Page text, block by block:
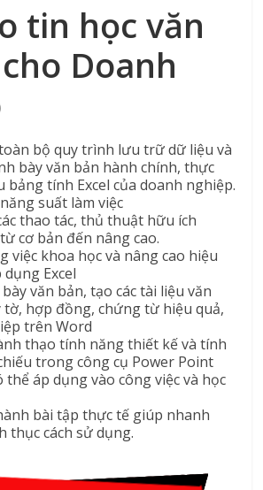
tin học văn
Doanh
bộ quy trình lưu trữ dữ liệu và
bày văn bản hành chính, thực
bảng tính Excel của doanh nghiệp.
suất làm việc
thao tác, thủ thuật hữu ích
cơ bản đến nâng cao.
việc khoa học và nâng cao hiệu
Excel
văn bản, tạo các tài liệu văn
tờ, hợp đồng, chứng từ hiệu quả,
trên Word
thạo tính năng thiết kế và tính
trong công cụ Power Point
thể áp dụng vào công việc và học
bài tập thực tế giúp nhanh
thục cách sử dụng.